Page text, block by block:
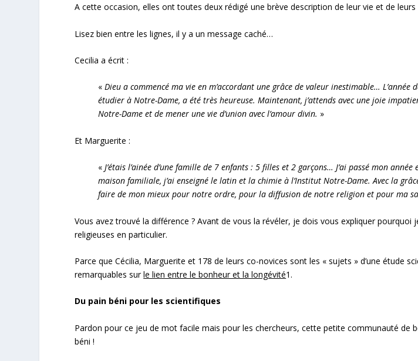
A cette occasion, elles ont toutes deux rédigé une brève description de leur vie et de
Lisez bien entre les lignes, il y a un message caché…
Cecilia a écrit :
«Dieu a commencé ma vie en m’accordant une grâce de valeur inestimable… L’année
étudier à Notre-Dame, a été très heureuse. Maintenant, j’attends avec une joie
Notre-Dame et de mener une vie d’union avec l’amour divin. »
Et Marguerite :
«J’étais l’ainée d’une famille de 7 enfants : 5 filles et 2 garçons… J’ai passé mon
maison familiale, j’ai enseigné le latin et la chimie à l’Institut Notre-Dame. Avec la
faire de mon mieux pour notre ordre, pour la diffusion de notre religion et pour ma
Vous avez trouvé la différence ? Avant de vous la révéler, je dois vous expliquer pourquoi
religieuses en particulier.
Parce que Cécilia, Marguerite et 178 de leurs co-novices sont les « sujets » d’une étude
remarquables surle lien entre le bonheur et la longévité1.
Du pain béni pour les scientifiques
Pardon pour ce jeu de mot facile mais pour les chercheurs, cette petite communauté de
béni !